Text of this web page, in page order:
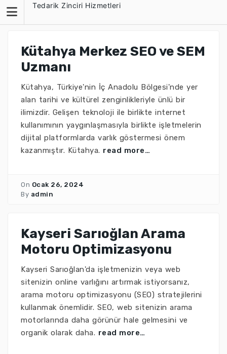
content
Tedarik Zinciri Hizmetleri
Kütahya Merkez SEO ve SEM
Uzmanı
Kütahya, Türkiye'nin İç Anadolu Bölgesi'nde yer
alan tarihi ve kültürel zenginlikleriyle ünlü bir
ilimizdir. Gelişen teknoloji ile birlikte internet
kullanımının yaygınlaşmasıyla birlikte işletmelerin
dijital platformlarda varlık göstermesi önem
kazanmıştır. Kütahya. read more…
On Ocak 26, 2024
By admin
Kayseri Sarıoğlan Arama
Motoru Optimizasyonu
Kayseri Sarıoğlan'da işletmenizin veya web
sitenizin online varlığını artırmak istiyorsanız,
arama motoru optimizasyonu (SEO) stratejilerini
kullanmak önemlidir. SEO, web sitenizin arama
motorlarında daha görünür hale gelmesini ve
organik olarak daha. read more…